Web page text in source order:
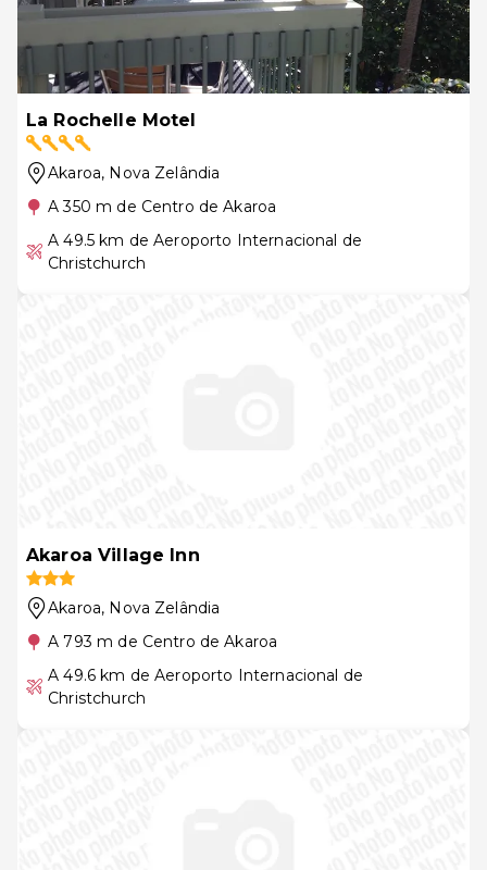
La Rochelle Motel
Akaroa, Nova Zelândia
A 350 m de Centro de Akaroa
A 49.5 km de Aeroporto Internacional de
Christchurch
Akaroa Village Inn
Akaroa, Nova Zelândia
A 793 m de Centro de Akaroa
A 49.6 km de Aeroporto Internacional de
Christchurch